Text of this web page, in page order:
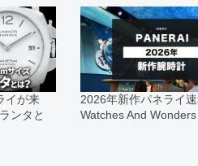
イが来
ンタと
2026年新作パネライ速
Watches And